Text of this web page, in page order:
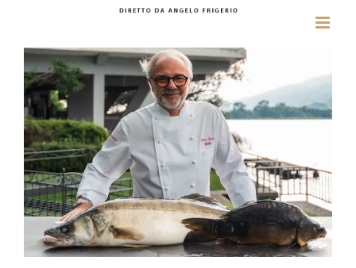
Ingrandisci
immagine